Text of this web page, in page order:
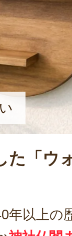
ます」と
た「ウ
年以上の